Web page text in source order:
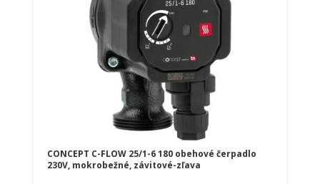
CONCEPT C-FLOW 25/1-6 180 obehové čerpadlo
230V, mokrobežné, závitové-zľava